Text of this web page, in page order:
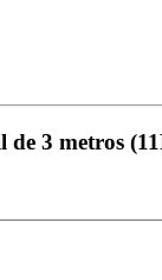
3 metros